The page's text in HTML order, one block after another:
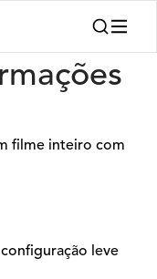
filme inteiro com
leve